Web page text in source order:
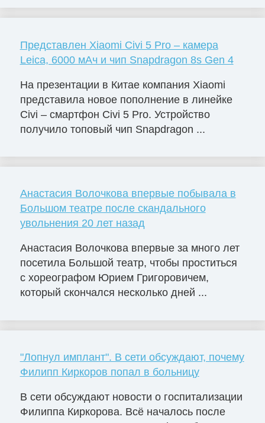
Представлен Xiaomi Civi 5 Pro – камера
Leica, 6000 мАч и чип Snapdragon 8s Gen 4
На презентации в Китае компания Xiaomi
представила новое пополнение в линейке
Civi – смартфон Civi 5 Pro. Устройство
получило топовый чип Snapdragon ...
Анастасия Волочкова впервые побывала в
Большом театре после скандального
увольнения 20 лет назад
Анастасия Волочкова впервые за много лет
посетила Большой театр, чтобы проститься
с хореографом Юрием Григоровичем,
который скончался несколько дней ...
"Лопнул имплант". В сети обсуждают, почему
Филипп Киркоров попал в больницу
В сети обсуждают новости о госпитализации
Филиппа Киркорова. Всё началось после